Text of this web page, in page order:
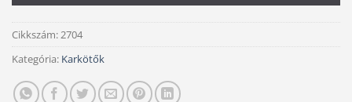
Cikkszám:2704
Kategória: Karkötők